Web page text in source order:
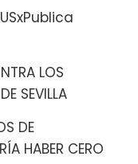
LOS
SEVILLA
DE
HABER CERO